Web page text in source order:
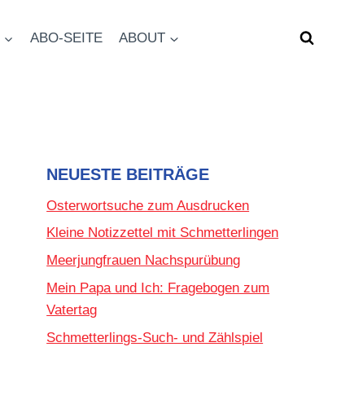
ABO-SEITE ABOUT
NEUESTE BEITRÄGE
Osterwortsuche zum Ausdrucken
Kleine Notizzettel mit Schmetterlingen
Meerjungfrauen Nachspurübung
Mein Papa und Ich: Fragebogen zum
Vatertag
Schmetterlings-Such- und Zählspiel